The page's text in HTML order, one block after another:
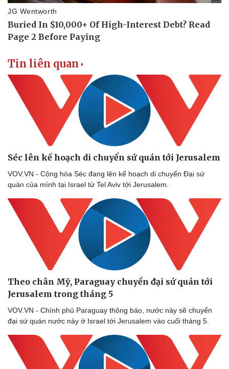
Tin liên quan
Séc lên kế hoạch di chuyển sứ quán tới Jerusalem
VOV.VN - Cộng hòa Séc đang lên kế hoạch di chuyển Đại sứ
quán của mình tại Israel từ Tel Aviv tới Jerusalem.
Theo chân Mỹ, Paraguay chuyển đại sứ quán tới
Jerusalem trong tháng 5
VOV.VN - Chính phủ Paraguay thông báo, nước này sẽ chuyển
đại sứ quán nước này ở Israel tới Jerusalem vào cuối tháng 5.